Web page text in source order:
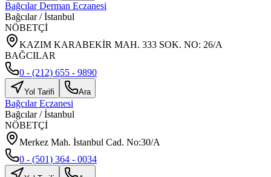
Bağcılar Derman Eczanesi
Bağcılar/İstanbul
NÖBETÇİ
KAZIM KARABEKİR MAH. 333 SOK. NO: 26/A
BAĞCILAR
0 - (212) 655 - 9890
Yol Tarifi Ara
Bağcılar Eczanesi
Bağcılar/İstanbul
NÖBETÇİ
Merkez Mah. İstanbul Cad. No:30/A
0 - (501) 364 - 0034